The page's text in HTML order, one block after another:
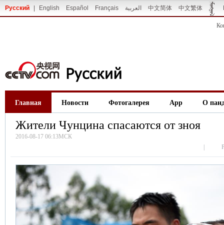
Русский English Español Français العربية 中文简体 中文繁体
Главная Новости Фотогалерея App О
Жители Чунцина спасаются от зноя
2016-08-17 06:13МСК